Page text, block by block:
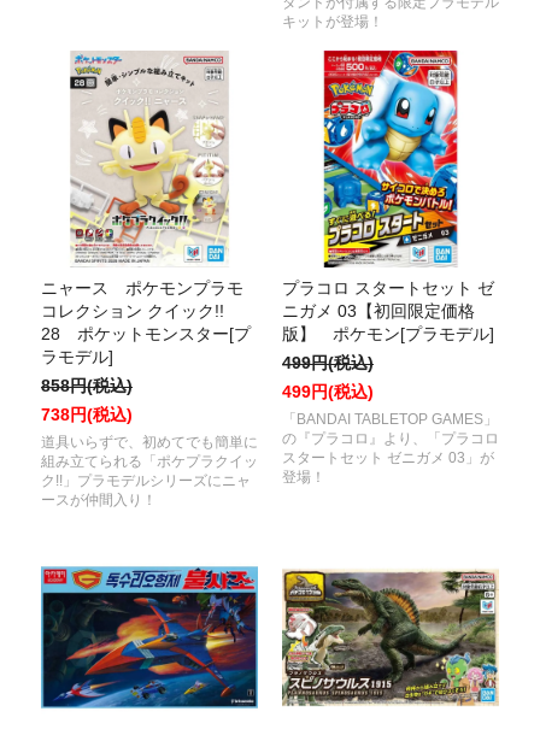
キットが登場！
ニャース ポケモンプラモ
コレクション クイック!!
28 ポケットモンスター[プ
ラモデル]
858円(税込)
738円(税込)
道具いらずで、初めてでも簡単に
組み立てられる「ポケプラクイッ
ク!!」プラモデルシリーズにニャ
ースが仲間入り！
プラコロ スタートセット ゼ
ニガメ 03【初回限定価格
版】 ポケモン[プラモデル]
499円(税込)
499円(税込)
「BANDAI TABLETOP GAMES」
の『プラコロ』より、「プラコロ
スタートセット ゼニガメ 03」が
登場！